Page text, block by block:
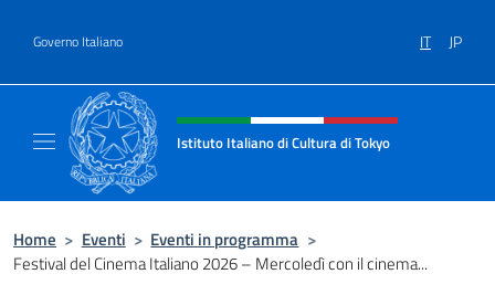
Governo Italiano IT JP
Intestazione sito, social e menù
Istituto Italiano di Cultura di Tokyo
Home > Eventi > Eventi in programma >
Festival del Cinema Italiano 2026 – Mercoledì con il cinema...